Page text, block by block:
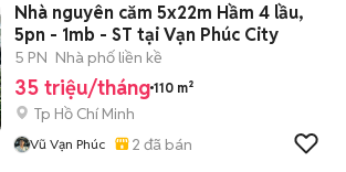
Nhà nguyên căm 5x22m Hầm 4 lầu,
5pn - 1mb - ST tại Vạn Phúc City
5 PN Nhà phố liền kề
35 triệu/tháng 110 m²
Tp Hồ Chí Minh
Vũ Vạn Phúc 2 đã bán